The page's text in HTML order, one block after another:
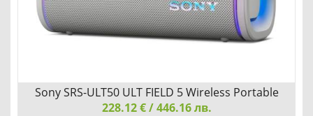
Детайли Сравни
Sony SRS-ULT50 ULT FIELD 5 Wireless Portable
Speaker
228.12 € / 446.16 лв.